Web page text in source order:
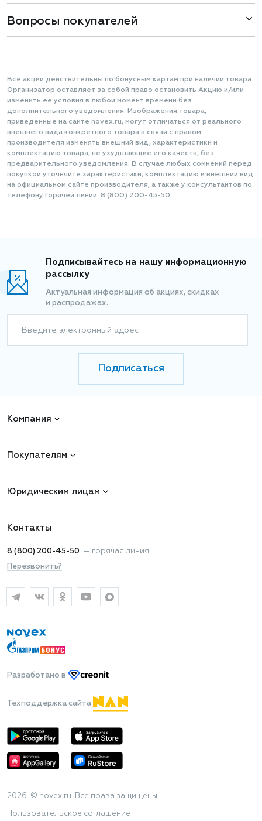
Вопросы покупателей
Все акции действительны по бонусным картам при наличии товара.
Организатор оставляет за собой право остановить Акцию и/или
изменить её условия в любой момент времени без
дополнительного уведомления. Изображения товара,
приведенные на сайте novex.ru, могут отличаться от реального
внешнего вида конкретного товара в связи с правом
производителя изменять внешний вид, характеристики и
комплектацию товара, не ухудшающие его качеств, без
предварительного уведомления. В случае любых сомнений перед
покупкой уточняйте характеристики, комплектацию и внешний вид
на официальном сайте производителя, а также у консультантов по
телефону Горячей линии: 8 (800) 200-45-50.
Подписывайтесь на нашу информационную
рассылку
Актуальная информация об акциях, скидках
и распродажах.
Введите электронный адрес
Подписаться
Компания
Покупателям
Юридическим лицам
Контакты
8 (800) 200-45-50 — горячая линия
Перезвонить?
Разработано в
Техподдержка сайта
2026 © novex.ru. Все права защищены
Пользовательское соглашение